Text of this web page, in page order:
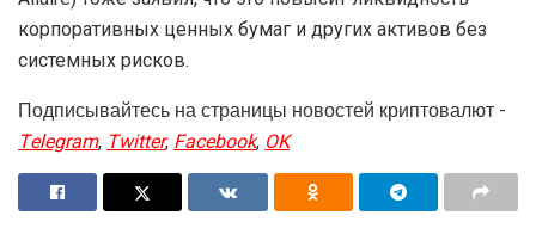
корпоративных ценных бумаг и других активов без
системных рисков.
Подписывайтесь на страницы новостей криптовалют -
Telegram,Twitter,Facebook,OK